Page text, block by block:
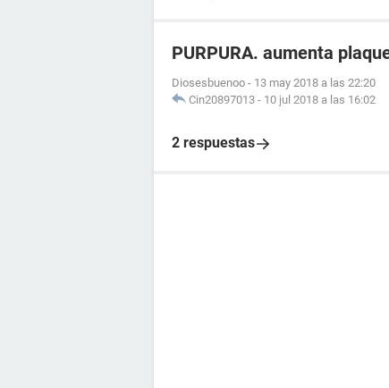
PURPURA. aumenta
Diosesbuenoo - 13 may 2018 a las 22:20
Cin20897013 - 10 jul 2018 a las 16:02
2 respuestas